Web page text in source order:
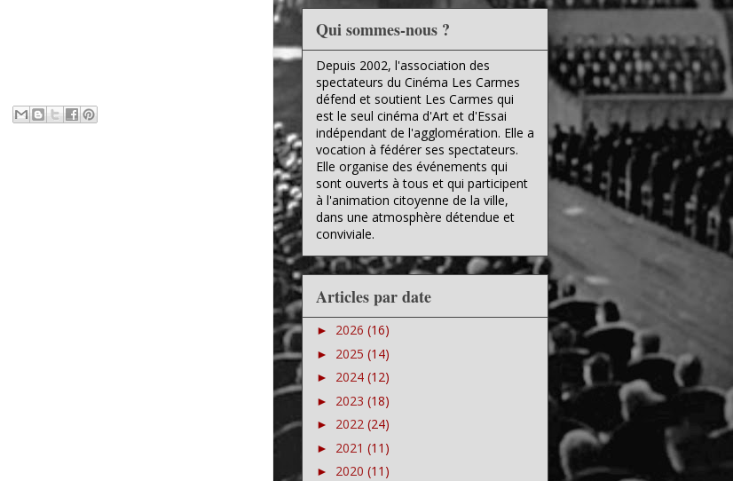
Qui sommes-nous ?
Depuis 2002, l'association des
spectateurs du Cinéma Les Carmes
défend et soutient Les Carmes qui
est le seul cinéma d'Art et d'Essai
indépendant de l'agglomération. Elle a
vocation à fédérer ses spectateurs.
Elle organise des événements qui
sont ouverts à tous et qui participent
à l'animation citoyenne de la ville,
dans une atmosphère détendue et
conviviale.
Articles par date
► 2026 (16)
► 2025 (14)
► 2024 (12)
► 2023 (18)
► 2022 (24)
► 2021 (11)
► 2020 (11)